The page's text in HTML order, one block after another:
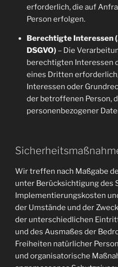
erforderlich, die auf
Person erfolgen.
Berechtigte Interessen
DSGVO)– Die
berechtigten Interessen
eines Dritten
Interessen oder
der betroffenen Person,
personenbezogener
Wir treffen nach Maßgabe
unter Berücksichtigung des
Implementierungskosten
der Umstände und der
der unterschiedlichen
und des Ausmaßes der
Freiheiten natürlicher
und organisatorische